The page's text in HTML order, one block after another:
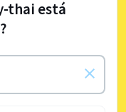
thai está